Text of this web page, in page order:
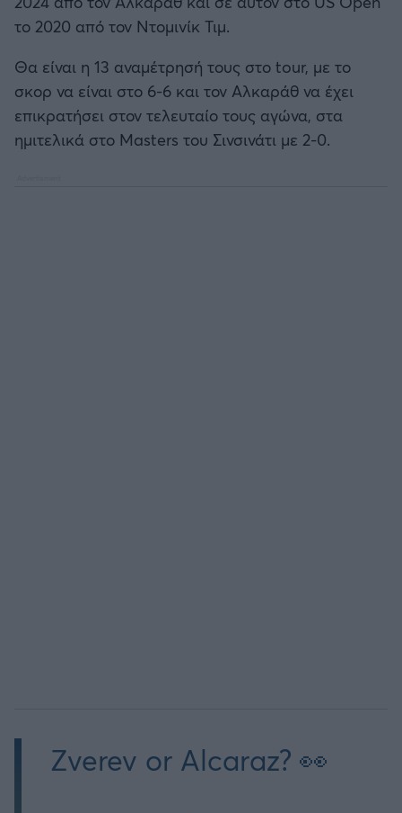
το 2020 από τον Ντομινίκ Τιμ.
Θα είναι η 13 αναμέτρησή τους στο tour, με το
σκορ να είναι στο 6-6 και τον Αλκαράθ να έχει
επικρατήσει στον τελευταίο τους αγώνα, στα
ημιτελικά στο Masters του Σινσινάτι με 2-0.
Zverev or Alcaraz? 👀